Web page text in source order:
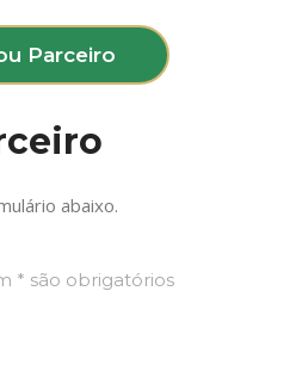
Parceiro
abaixo.
* são obrigatórios